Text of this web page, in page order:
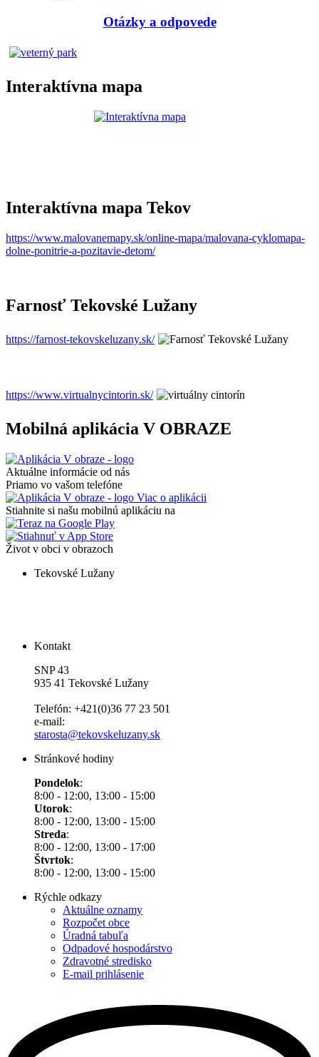
Otázky a odpovede
Interaktívna mapa
Interaktívna mapa Tekov
https://www.malovanemapy.sk/online-mapa/malovana-cyklomapa-
dolne-ponitrie-a-pozitavie-detom/
Farnosť Tekovské Lužany
https://farnost-tekovskeluzany.sk/
https://www.virtualnycintorin.sk/
Mobilná aplikácia V OBRAZE
Aktuálne informácie od nás
Priamo vo vašom telefóne
Viac o aplikácii
Stiahnite si našu mobilnú aplikáciu na
Život v obci v obrazoch
Tekovské Lužany
Kontakt
SNP 43
935 41 Tekovské Lužany
Telefón: +421(0)36 77 23 501
e-mail:
starosta@tekovskeluzany.sk
Stránkové hodiny
Pondelok:
8:00 - 12:00, 13:00 - 15:00
Utorok:
8:00 - 12:00, 13:00 - 15:00
Streda:
8:00 - 12:00, 13:00 - 17:00
Štvrtok:
8:00 - 12:00, 13:00 - 15:00
Rýchle odkazy
Aktuálne oznamy
Rozpočet obce
Úradná tabuľa
Odpadové hospodárstvo
Zdravotné stredisko
E-mail prihlásenie